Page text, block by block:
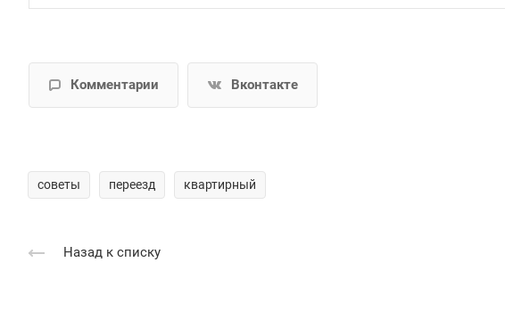
Комментарии Вконтакте
советы переезд квартирный
Назад к списку